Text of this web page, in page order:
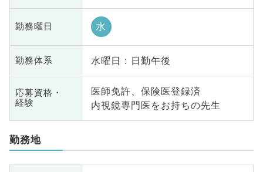
勤務曜日 水
勤務体系 水曜日 : 日勤午後
応募資格・
経験
医師免許、保険医登録済
内視鏡専門医をお持ちの先生
勤務地